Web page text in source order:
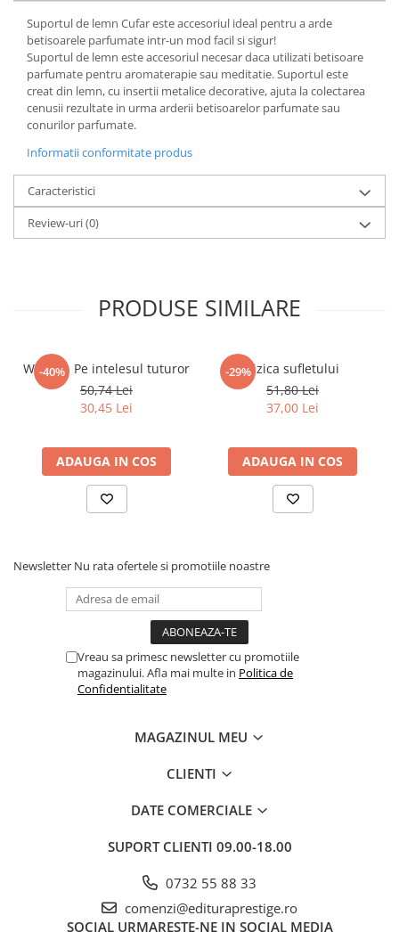
Carti erotice
Carti pentru Adolescenti, Young
Adult
Crime, Thriller, Mistery
Poezie
Romane de dragoste, Carti
romantice
Senzatii/Erotic
Senzatii/Thriller
SF & Fantasy
Birotica & Papetarie
Adezivi si benzi adezive
Accesorii Arhivare
Calculator
Hartie si Accesorii
Organizare si Arhivare
Seturi birotica
Ghiozdane si Penare scolare
Instrumente si Truse Geometrie
Consumabile & Accesorii
Suportul de lemn Cufar este accesoriul ideal pentru a arde
betisoarele parfumate intr-un mod facil si sigur!
Suportul de lemn este accesoriul necesar daca utilizati betisoare
parfumate pentru aromaterapie sau meditatie. Suportul este
creat din lemn, cu insertii metalice decorative, ajuta la colectarea
cenusii rezultate in urma arderii betisoarelor parfumate sau
conurilor parfumate.
Informatii conformitate produs
Caracteristici
Review-uri(0)
PRODUSE SIMILARE
-40%
WICCA - Pe intelesul tuturor
50,74 Lei
30,45 Lei
ADAUGA IN COS
-29%Fizica sufletului
51,80 Lei
37,00 Lei
ADAUGA IN COS
Newsletter Nu rata ofertele si promotiile noastre
Vreau sa primesc newsletter cu promotiile
magazinului. Afla mai multe in Politica de
Confidentialitate
MAGAZINUL MEU
CLIENTI
DATE COMERCIALE
SUPORT CLIENTI 09.00-18.00
0732 55 88 33
comenzi@edituraprestige.ro
SOCIAL URMARESTE-NE IN SOCIAL MEDIA